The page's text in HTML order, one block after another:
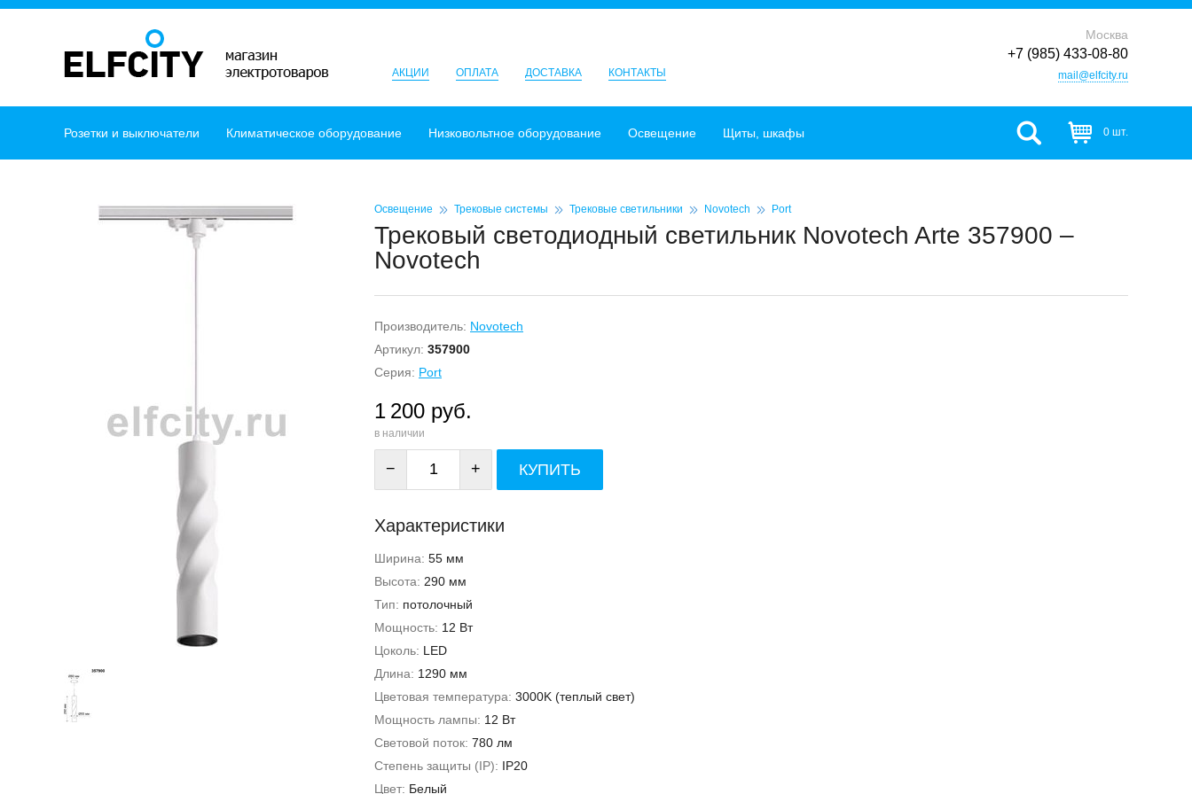
АКЦИИ ОПЛАТА ДОСТАВКА КОНТАКТЫ
Москва
+7 (985) 433-08-80
mail@elfcity.ru
Розетки и выключатели Климатическое оборудование Низковольтное оборудование Освещение Щиты, шкафы 0 шт.
Освещение Трековые системы Трековые светильники Novotech Port
Трековый светодиодный светильник Novotech Arte 357900 –
Novotech
Производитель: Novotech
Артикул: 357900
Серия: Port
1 200 руб.
в наличии
− + КУПИТЬ
Характеристики
Ширина: 55 мм
Высота: 290 мм
Тип: потолочный
Мощность: 12 Вт
Цоколь: LED
Длина: 1290 мм
Цветовая температура: 3000K (теплый свет)
Мощность лампы: 12 Вт
Световой поток: 780 лм
Степень защиты (IP): IP20
Цвет: Белый